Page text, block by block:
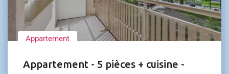
Appartement
Appartement - 5 pièces + cuisine -